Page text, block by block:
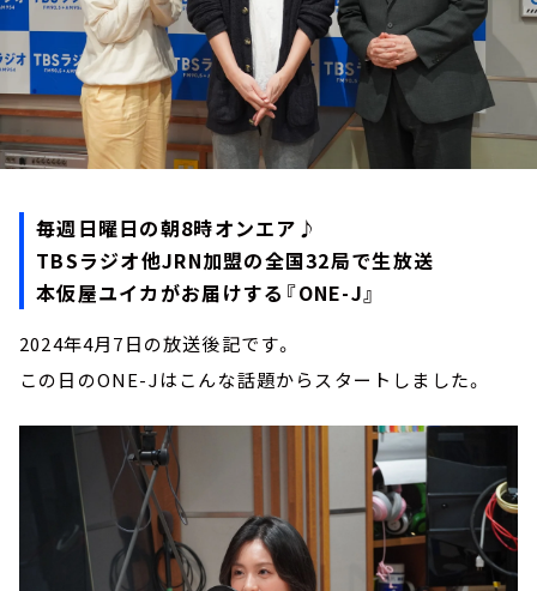
毎週日曜日の朝8時オンエア♪
TBSラジオ他JRN加盟の全国32局で生放送
本仮屋ユイカがお届けする『ONE-J』
2024年4月7日の放送後記です。
この日のONE-Jはこんな話題からスタートしました。